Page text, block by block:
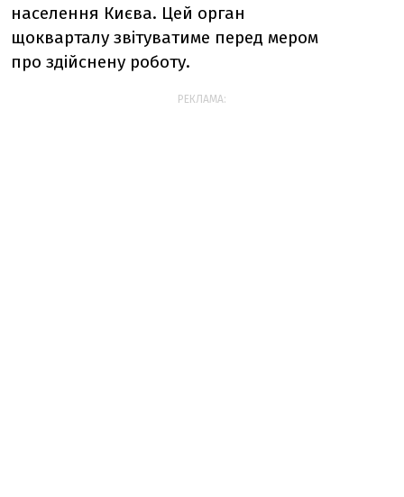
населення Києва. Цей орган
щокварталу звітуватиме перед мером
про здійснену роботу.
РЕКЛАМА: